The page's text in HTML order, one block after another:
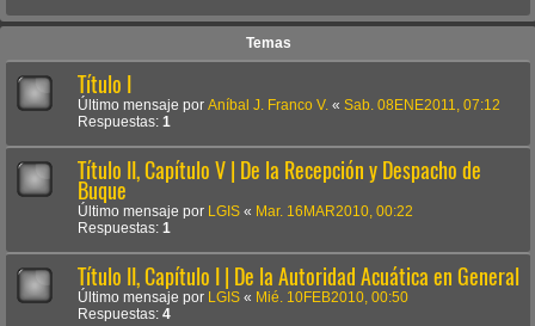
Temas
Título I
Último mensaje por Aníbal J. Franco V. « Sab. 08ENE2011, 07:12
Respuestas: 1
Título II, Capítulo V | De la Recepción y Despacho de
Buque
Último mensaje por LGIS « Mar. 16MAR2010, 00:22
Respuestas: 1
Título II, Capítulo I | De la Autoridad Acuática en General
Último mensaje por LGIS « Mié. 10FEB2010, 00:50
Respuestas: 4